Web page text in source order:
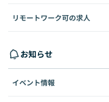
リモートワーク可の求人
お知らせ
イベント情報